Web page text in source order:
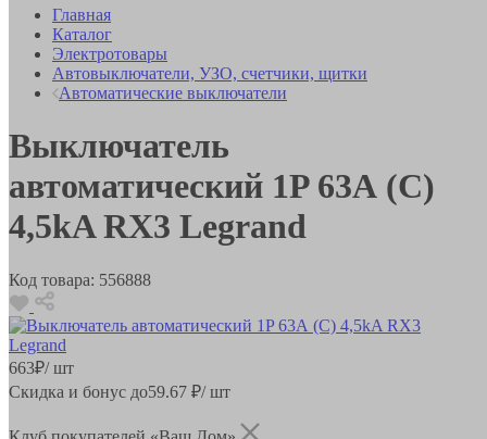
Главная
Каталог
Электротовары
Автовыключатели, УЗО, счетчики, щитки
Автоматические выключатели
Выключатель
автоматический 1P 63А (C)
4,5kA RX3 Legrand
Код товара: 556888
663₽/ шт
Скидка и бонус до59.67 ₽/ шт